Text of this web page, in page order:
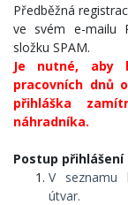
Předběžná
ve svém e-mailu
složku SPAM.
Je nutné, aby
pracovních dnů
přihláška
náhradníka.
Postup
V seznamu
útvar.